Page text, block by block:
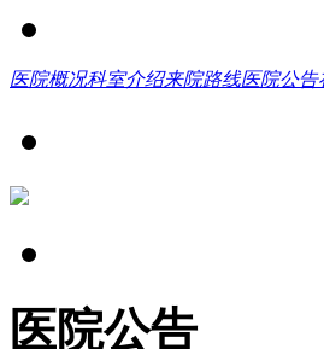
医院概况科室介绍来院路线医院公告
医院公告